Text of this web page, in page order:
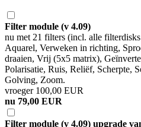
Filter module (v 4.09)
nu met 21 filters (incl. alle
Aquarel, Verweken in richting,
draaien, Vrij (5x5 matrix),
Polarisatie, Ruis, Reliëf, Scherpte,
Golving, Zoom.
vroeger 100,00 EUR
nu 79,00 EUR
Filter module (v 4.09) upgrade